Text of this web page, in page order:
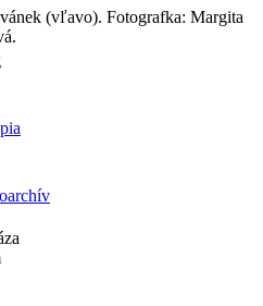
(vľavo). Fotografka: Margita